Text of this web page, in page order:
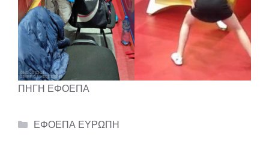
ΠΗΓΗ ΕΦΟΕΠΑ
Categories
ΕΦΟΕΠΑ ΕΥΡΩΠΗ